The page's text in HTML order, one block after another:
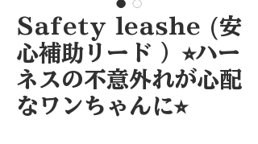
Safety leashe (安
心補助リード ）⭐︎ハー
ネスの不意外れが心配
なワンちゃんに⭐︎